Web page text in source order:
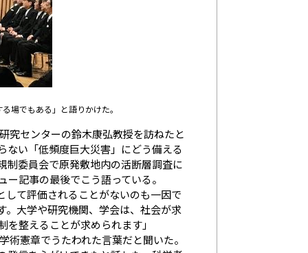
場でもある」と語りかけた。
センターの鈴木康弘教授を訪ねたと
ない「低頻度巨大災害」にどう備える
制委員会で原発敷地内の活断層調査に
記事の最後でこう語っている。
て評価されることがないのも一因で
大学や研究機関、学会は、社会が求
整えることが求められます」
憲章でうたわれた言葉だと聞いた。